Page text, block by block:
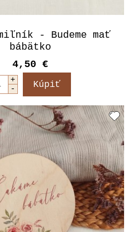
- Budeme mať
bábätko
4,50 €